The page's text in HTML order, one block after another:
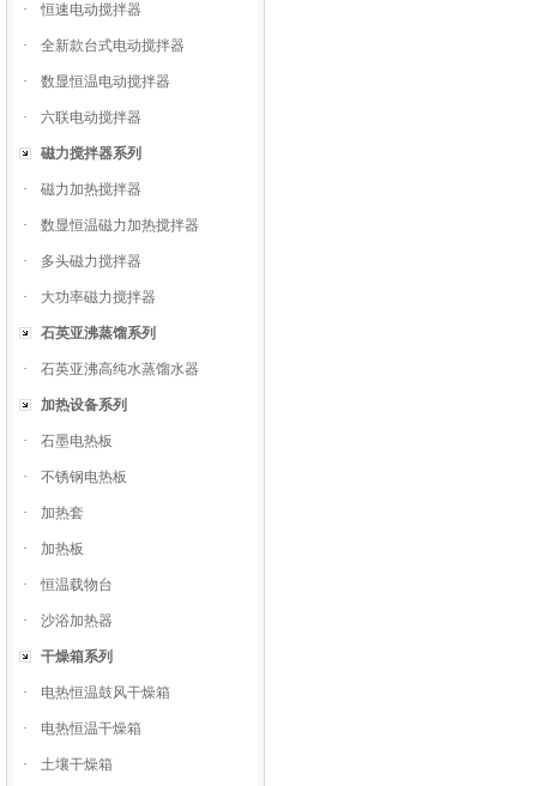
· 恒速电动搅拌器
· 全新款台式电动搅拌器
· 数显恒温电动搅拌器
· 六联电动搅拌器
磁力搅拌器系列
· 磁力加热搅拌器
· 数显恒温磁力加热搅拌器
· 多头磁力搅拌器
· 大功率磁力搅拌器
石英亚沸蒸馏系列
· 石英亚沸高纯水蒸馏水器
加热设备系列
· 石墨电热板
· 不锈钢电热板
· 加热套
· 加热板
· 恒温载物台
· 沙浴加热器
干燥箱系列
· 电热恒温鼓风干燥箱
· 电热恒温干燥箱
· 土壤干燥箱